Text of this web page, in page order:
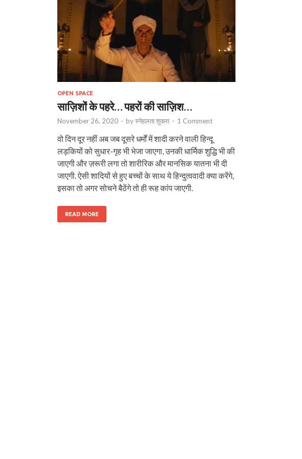
OPEN SPACE
साज़‍िशोंं के पहरे… पहरों की साज़‍िश…
November 26, 2020 - byस्नेहलता शुक्ला - 1 Comment
वो दिन दूर नहीं अब जब दूसरे धर्मों में शादी करने वाली हिन्दू
लड़कियों को सुधार-गृह भी भेजा जाएगा, उनकी धार्मिक शुद्धि भी की
जाएगी और ज़रूरी लगा तो शारीरिक और मानसिक यातना भी दी
जाएगी. ऐसी शादियों से हुए बच्चों के साथ ये हिन्दुत्ववादी क्या करेंगे,
इसका तो अगर सोचने बैठेंगे तो ही रूह कांप जाएगी.
READ MORE